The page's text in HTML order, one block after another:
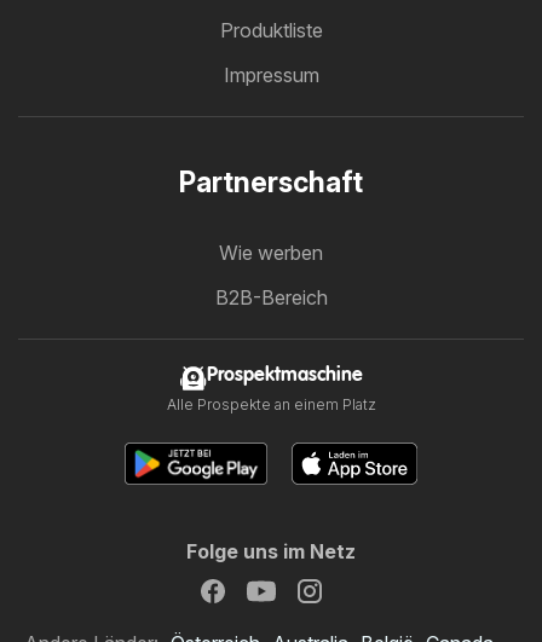
Produktliste
Impressum
Partnerschaft
Wie werben
B2B-Bereich
Prospektmaschine
Alle Prospekte an einem Platz
Folge uns im Netz